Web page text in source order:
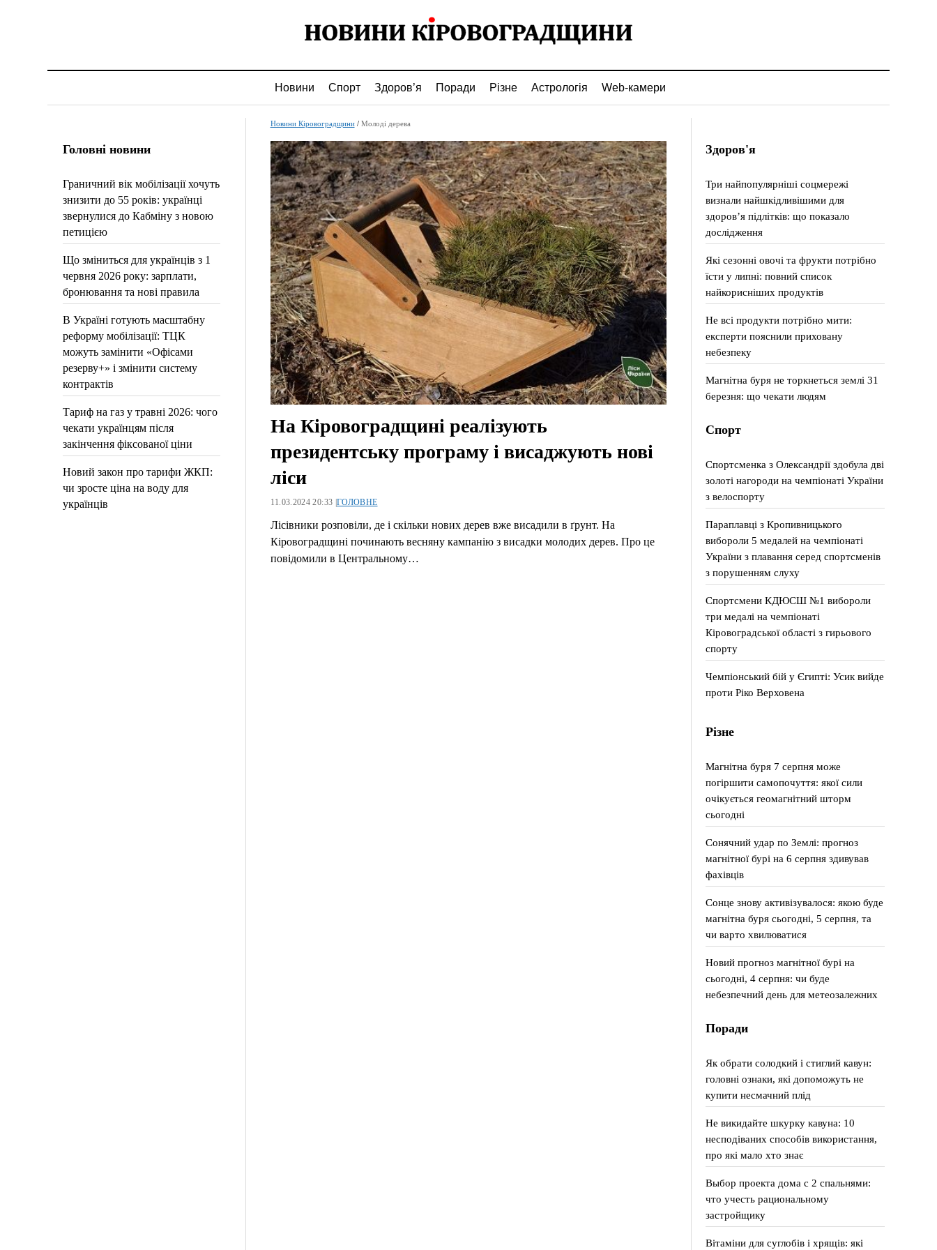
Новини Спорт Здоров’я Поради Різне Астрологія Web-камери
Головні новини
Граничний вік мобілізації хочуть
знизити до 55 років: українці
звернулися до Кабміну з новою
петицією
Що зміниться для українців з 1
червня 2026 року: зарплати,
бронювання та нові правила
В Україні готують масштабну
реформу мобілізації: ТЦК
можуть замінити «Офісами
резерву+» і змінити систему
контрактів
Тариф на газ у травні 2026: чого
чекати українцям після
закінчення фіксованої ціни
Новий закон про тарифи ЖКП:
чи зросте ціна на воду для
українців
Новини Кіровоградщини/ Молоді дерева
На Кіровоградщині реалізують
президентську програму і висаджують нові
ліси
11.03.2024 20:33 |ГОЛОВНЕ
Лісівники розповіли, де і скільки нових дерев вже висадили в ґрунт. На
Кіровоградщині починають весняну кампанію з висадки молодих дерев. Про це
повідомили в Центральному…
Здоров'я
Три найпопулярніші соцмережі
визнали найшкідливішими для
здоров’я підлітків: що показало
дослідження
Які сезонні овочі та фрукти потрібно
їсти у липні: повний список
найкорисніших продуктів
Не всі продукти потрібно мити:
експерти пояснили приховану
небезпеку
Магнітна буря не торкнеться землі 31
березня: що чекати людям
Спорт
Спортсменка з Олександрії здобула дві
золоті нагороди на чемпіонаті України
з велоспорту
Параплавці з Кропивницького
вибороли 5 медалей на чемпіонаті
України з плавання серед спортсменів
з порушенням слуху
Спортсмени КДЮСШ №1 вибороли
три медалі на чемпіонаті
Кіровоградської області з гирьового
спорту
Чемпіонський бій у Єгипті: Усик вийде
проти Ріко Верховена
Різне
Магнітна буря 7 серпня може
погіршити самопочуття: якої сили
очікується геомагнітний шторм
сьогодні
Сонячний удар по Землі: прогноз
магнітної бурі на 6 серпня здивував
фахівців
Сонце знову активізувалося: якою буде
магнітна буря сьогодні, 5 серпня, та
чи варто хвилюватися
Новий прогноз магнітної бурі на
сьогодні, 4 серпня: чи буде
небезпечний день для метеозалежних
Поради
Як обрати солодкий і стиглий кавун:
головні ознаки, які допоможуть не
купити несмачний плід
Не викидайте шкурку кавуна: 10
несподіваних способів використання,
про які мало хто знає
Выбор проекта дома с 2 спальнями:
что учесть рациональному
застройщику
Вітаміни для суглобів і хрящів: які